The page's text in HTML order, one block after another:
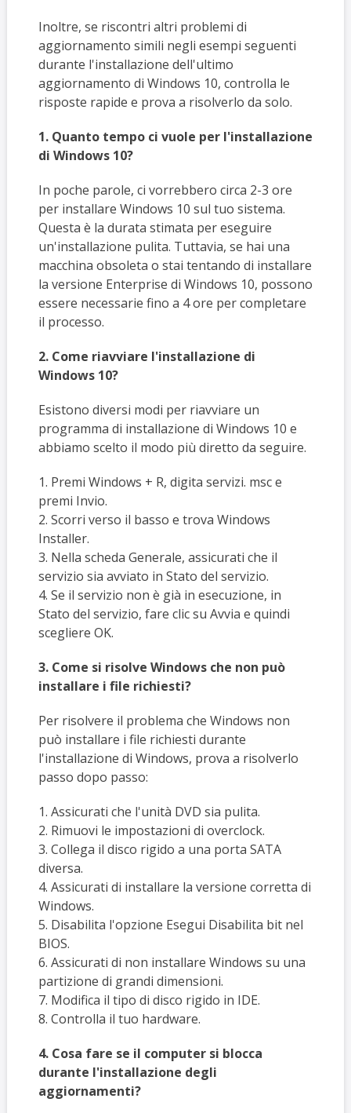
Inoltre, se riscontri altri problemi di
aggiornamento simili negli esempi seguenti
durante l'installazione dell'ultimo
aggiornamento di Windows 10, controlla le
risposte rapide e prova a risolverlo da solo.
1. Quanto tempo ci vuole per l'installazione
di Windows 10?
In poche parole, ci vorrebbero circa 2-3 ore
per installare Windows 10 sul tuo sistema.
Questa è la durata stimata per eseguire
un'installazione pulita. Tuttavia, se hai una
macchina obsoleta o stai tentando di installare
la versione Enterprise di Windows 10, possono
essere necessarie fino a 4 ore per completare
il processo.
2. Come riavviare l'installazione di
Windows 10?
Esistono diversi modi per riavviare un
programma di installazione di Windows 10 e
abbiamo scelto il modo più diretto da seguire.
1. Premi Windows + R, digita servizi. msc e
premi Invio.
2. Scorri verso il basso e trova Windows
Installer.
3. Nella scheda Generale, assicurati che il
servizio sia avviato in Stato del servizio.
4. Se il servizio non è già in esecuzione, in
Stato del servizio, fare clic su Avvia e quindi
scegliere OK.
3. Come si risolve Windows che non può
installare i file richiesti?
Per risolvere il problema che Windows non
può installare i file richiesti durante
l'installazione di Windows, prova a risolverlo
passo dopo passo:
1. Assicurati che l'unità DVD sia pulita.
2. Rimuovi le impostazioni di overclock.
3. Collega il disco rigido a una porta SATA
diversa.
4. Assicurati di installare la versione corretta di
Windows.
5. Disabilita l'opzione Esegui Disabilita bit nel
BIOS.
6. Assicurati di non installare Windows su una
partizione di grandi dimensioni.
7. Modifica il tipo di disco rigido in IDE.
8. Controlla il tuo hardware.
4. Cosa fare se il computer si blocca
durante l'installazione degli
aggiornamenti?